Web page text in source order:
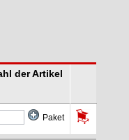
der Artikel
Paket